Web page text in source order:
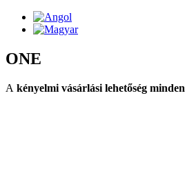
ONE
A kényelmi vásárlási lehetőség